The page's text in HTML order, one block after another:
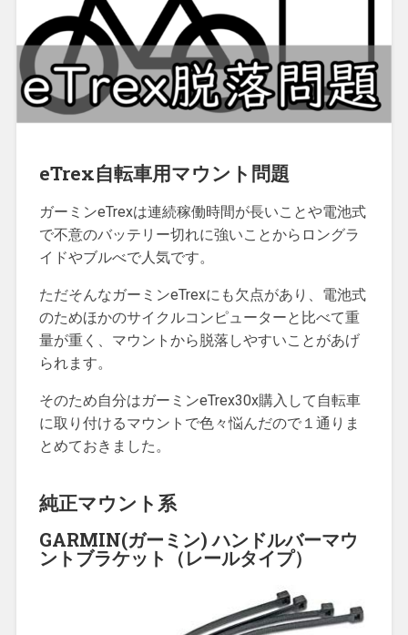
eTrex自転車用マウント問題
ガーミンeTrexは連続稼働時間が長いことや電池式
で不意のバッテリー切れに強いことからロングラ
イドやブルべで人気です。
ただそんなガーミンeTrexにも欠点があり、電池式
のためほかのサイクルコンピューターと比べて重
量が重く、マウントから脱落しやすいことがあげ
られます。
そのため自分はガーミンeTrex30x購入して自転車
に取り付けるマウントで色々悩んだので１通りま
とめておきました。
純正マウント系
GARMIN(ガーミン) ハンドルバーマウ
ントブラケット（レールタイプ）